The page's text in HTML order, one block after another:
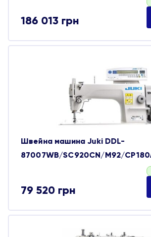
186 013 грн
Швейна машина Juki DDL-
87007WB/SC920CN/M92/
79 520 грн